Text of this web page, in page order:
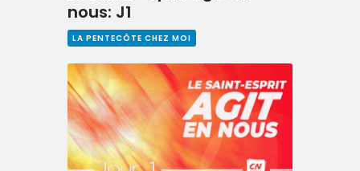
nous: J1
LA PENTECÔTE CHEZ MOI